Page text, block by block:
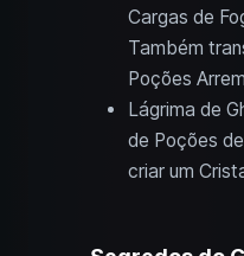
Cargas de
Também
Poções
Lágrima de
de Poções
criar um